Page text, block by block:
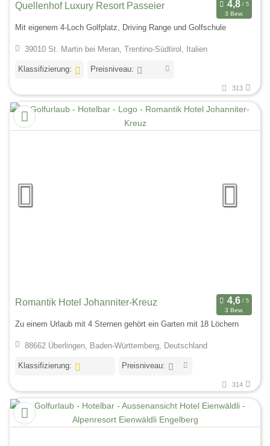
Quellenhof Luxury Resort Passeier
3 Bew.
Mit eigenem 4-Loch Golfplatz, Driving Range und Golfschule
39010 St. Martin bei Meran, Trentino-Südtirol, Italien
Klassifizierung: Preisniveau:
313
Romantik Hotel Johanniter-Kreuz
3 Bew.
Zu einem Urlaub mit 4 Sternen gehört ein Garten mit 18 Löchern
88662 Überlingen, Baden-Württemberg, Deutschland
Klassifizierung: Preisniveau:
314